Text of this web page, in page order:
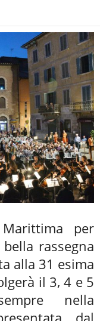
per
bella rassegna
alla 31 esima
il 3, 4 e 5
nella
dal